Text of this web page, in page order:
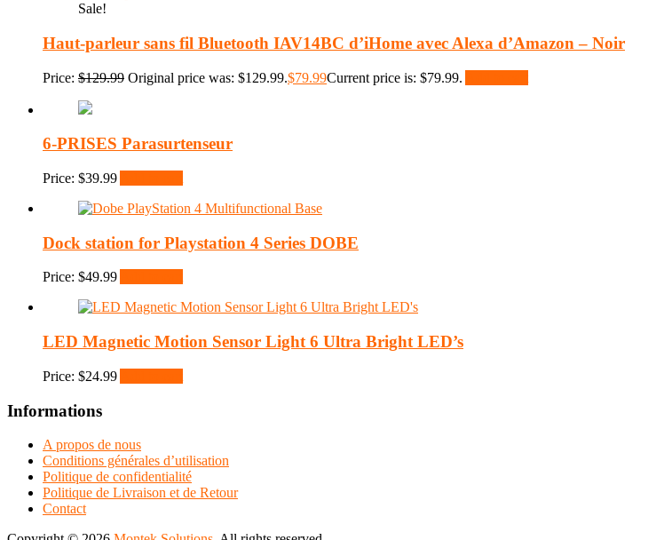
Sale!
Haut-parleur sans fil Bluetooth IAV14BC d’iHome avec Alexa d’Amazon – Noir
Price: $129.99 Original price was: $129.99.$79.99Current price is: $79.99.
6-PRISES Parasurtenseur
Price: $39.99
Dock station for Playstation 4 Series DOBE
Price: $49.99
LED Magnetic Motion Sensor Light 6 Ultra Bright LED’s
Price: $24.99
Informations
A propos de nous
Conditions générales d’utilisation
Politique de confidentialité
Politique de Livraison et de Retour
Contact